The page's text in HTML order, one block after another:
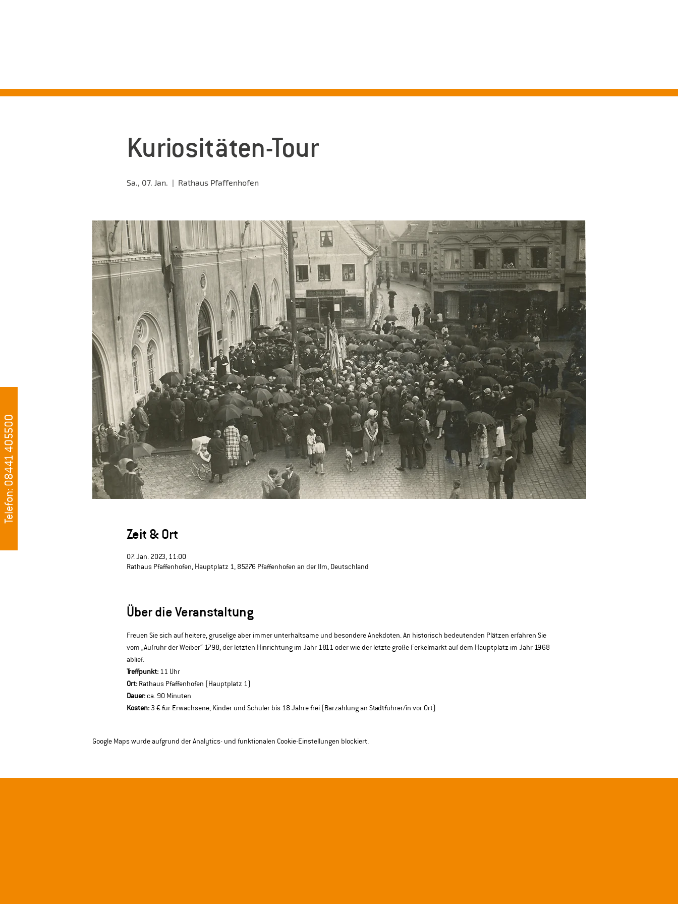
Telefon: 08441 405500
Kuriositäten-Tour
Sa., 07. Jan.
  |
Rathaus Pfaffenhofen
Zeit & Ort
07. Jan. 2023, 11:00
Rathaus Pfaffenhofen, Hauptplatz 1, 85276 Pfaffenhofen an der Ilm, Deutschland
Über die Veranstaltung
Freuen Sie sich auf heitere, gruselige aber immer unterhaltsame und besondere Anekdoten. An historisch bedeutenden Plätzen erfahren Sie
vom „Aufruhr der Weiber“ 1798, der letzten Hinrichtung im Jahr 1811 oder wie der letzte große Ferkelmarkt auf dem Hauptplatz im Jahr 1968
ablief.
Treffpunkt: 11 Uhr
Ort: Rathaus Pfaffenhofen (Hauptplatz 1)
Dauer: ca. 90 Minuten
Kosten: 3 € für Erwachsene, Kinder und Schüler bis 18 Jahre frei (Barzahlung an Stadtführer/in vor Ort)
Google Maps wurde aufgrund der Analytics- und funktionalen Cookie-Einstellungen blockiert.